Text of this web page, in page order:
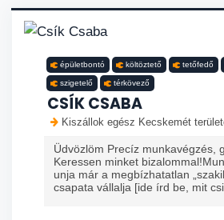
épületbontó költöztető tetőfedő
szigetelő térkövező
CSÍK CSABA
Kiszállok egész Kecskemét
Üdvözlöm Precíz munkavégzés,
Keressen minket
unja már a megbízhatatlan
csapata vállalja [ide írd be, mit